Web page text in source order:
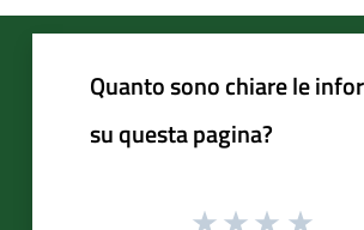
Quanto sono chiare le
su questa pagina?